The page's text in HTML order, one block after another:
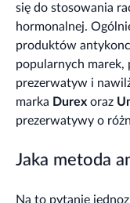
się do stosowania
hormonalnej.
produktów
popularnych
prezerwatyw i
marka Durex oraz
prezerwatywy o
Jaka metoda
Na to pytanie